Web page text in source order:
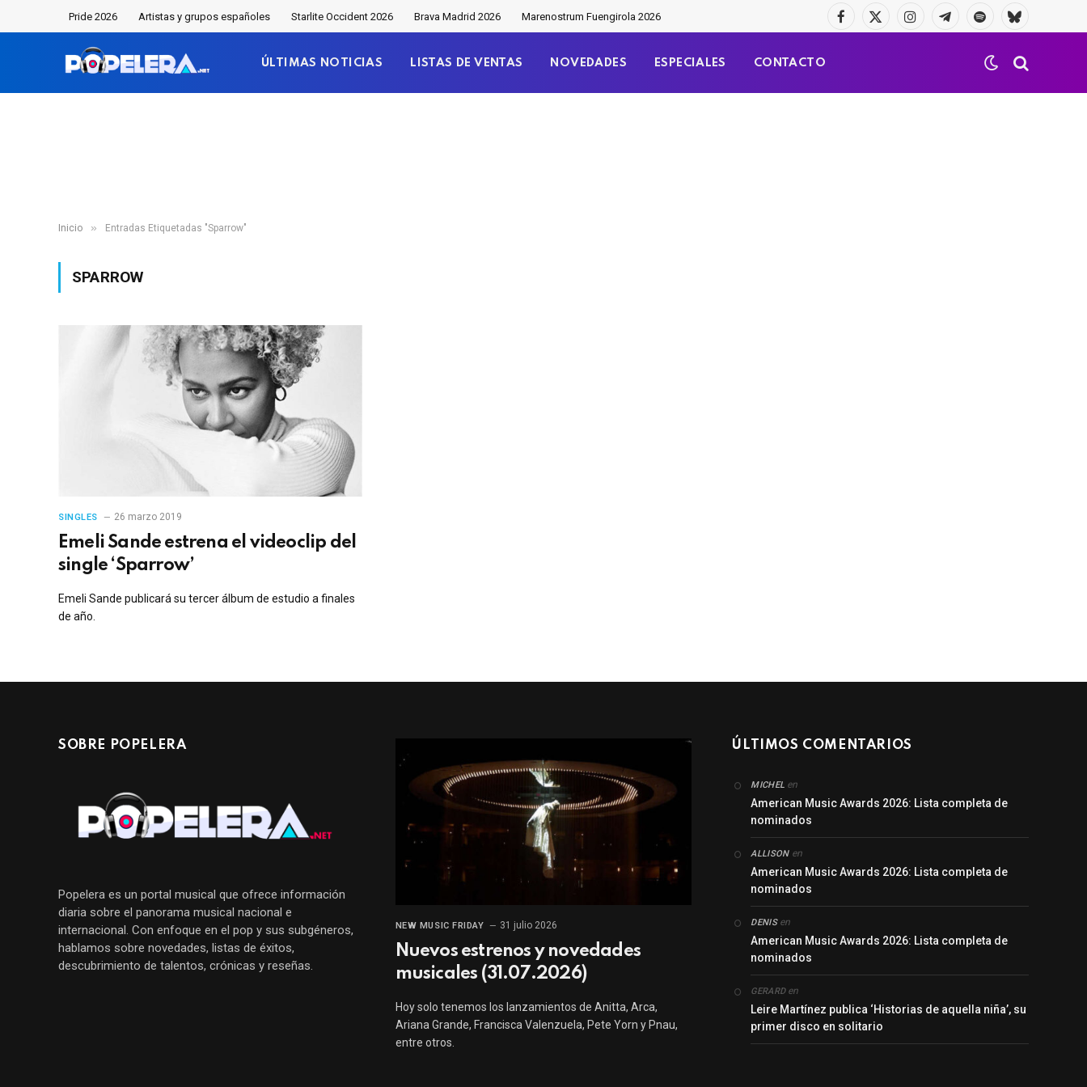
Pride 2026 Artistas y grupos españoles Starlite Occident 2026 Brava Madrid 2026 Marenostrum Fuengirola 2026
Facebook
X
InstagramTelegramaSpotifyBluesky
ÚLTIMAS NOTICIAS LISTAS DE VENTAS NOVEDADES ESPECIALES CONTACTO
Inicio » Entradas Etiquetadas "Sparrow"
SPARROW
SINGLES 26 marzo 2019
Emeli Sande estrena el videoclip del
single ‘Sparrow’
Emeli Sande publicará su tercer álbum de estudio a finales
de año.
SOBRE POPELERA
Popelera es un portal musical que ofrece información
diaria sobre el panorama musical nacional e
internacional. Con enfoque en el pop y sus subgéneros,
hablamos sobre novedades, listas de éxitos,
descubrimiento de talentos, crónicas y reseñas.
NEW MUSIC FRIDAY 31 julio 2026
Nuevos estrenos y novedades
musicales (31.07.2026)
Hoy solo tenemos los lanzamientos de Anitta, Arca,
Ariana Grande, Francisca Valenzuela, Pete Yorn y Pnau,
entre otros.
ÚLTIMOS COMENTARIOS
MICHEL en
American Music Awards 2026: Lista completa de
nominados
ALLISONen
American Music Awards 2026: Lista completa de
nominados
DENISen
American Music Awards 2026: Lista completa de
nominados
GERARDen
Leire Martínez publica ‘Historias de aquella niña’, su
primer disco en solitario